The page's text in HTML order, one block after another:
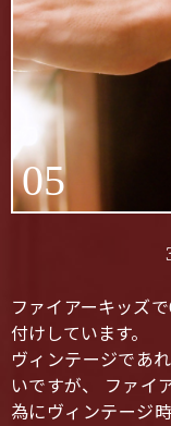
05
ファイアーキッズ
付けしています。
ヴィンテージであ
いですが、 ファイ
為にヴィンテージ